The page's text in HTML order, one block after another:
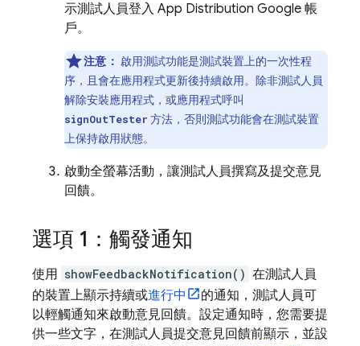
示測試人員登入 App Distribution Google 帳
戶。
注意： 啟用測試功能是測試裝置上的一次性程
序，且會在應用程式更新後持續啟用。除非測試人員
解除安裝應用程式，或應用程式呼叫
signOutTester 方法，否則測試功能會在測試裝置
上保持啟用狀態。
啟動全螢幕活動，讓測試人員撰寫及提交意見
回饋。
選項 1：觸發通知
使用 showFeedbackNotification() 在測試人員
的裝置上顯示持續或進行中
的通知，測試人員可
以輕觸通知來啟動意見回饋。設定通知時，您需要提
供一些文字，在測試人員提交意見回饋前顯示，並設